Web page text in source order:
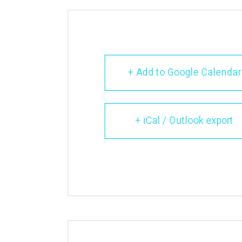
+ Add to Google Calendar
+ iCal / Outlook export